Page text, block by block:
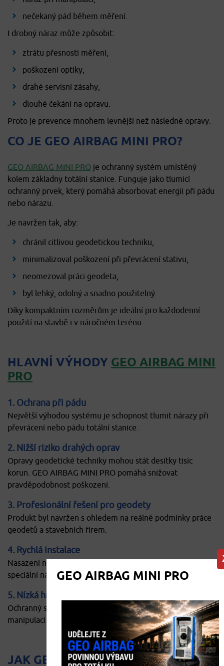
GEO AIRBAG MINI PRO
nečekaný pád během měření.
I drobný náraz může způsobit:
ztrátu přesnosti měření,
poškození optiky,
drahé servisní zásahy,
dlouhé čekání na opravu.
Proto je prevence mnohem levnější než následné opravy.
CO JE GEO AIRBAG MINI PRO?
GEO AIRBAG MINI PRO je ochranný systém umístěný
kolem základny totální stanice. Funguje jako tlumicí
ochranný prvek, který pomáhá absorbovat energii při pádu
nebo nárazu.
Je navržen tak, aby:
chránil citlivou geodetickou techniku,
minimalizoval poškození při převrácení stativu,
neomezoval práci geodeta,
byl lehký, odolný a snadno použitelný.
Díky kompaktním rozměrům je ideální pro každodenní
použití na stavbě i v náročném terénu.
HLAVNÍ VÝHODY GEO AIRBAG MINI
PRO
1. Ochrana při pádu
Největší výhodou systému je schopnost tlumit nárazy při
převrácení nebo pádu totální stanice.
2. Nižší riziko drahých oprav
Opravy geodetické techniky mohou stát desítky tisíc
korun. GEO AIRBAG MINI PRO pomáhá snižovat
pravděpodobnost poškození.
3. Profesionální řešení pro geodety
Produkt byl navržen s ohledem na reálné podmínky práce
geodetů a stavebních firem.
4. Rychlá instalace
Nasazení na stativ je jednoduché a nevyžaduje žádné
speciální nářadí.
5. Nízká hmotnost
Ochranný systém nezatěžuje techniku ani nekomplikuje
manipulaci v terénu.
JAK GEO AIRBAG MINI PRO